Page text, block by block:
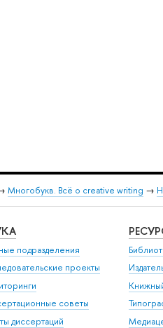
Многобукв. Всё о creative writing →
подразделения
проекты
советы
диссертаций